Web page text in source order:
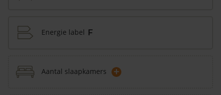
Energie label F
Aantal slaapkamers +